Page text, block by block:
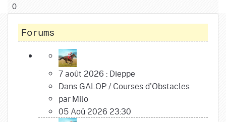
0
Forums
7 août 2026 : Dieppe
Dans GALOP/ Courses d'Obstacles
parMilo
05 Aoû 2026 23:30